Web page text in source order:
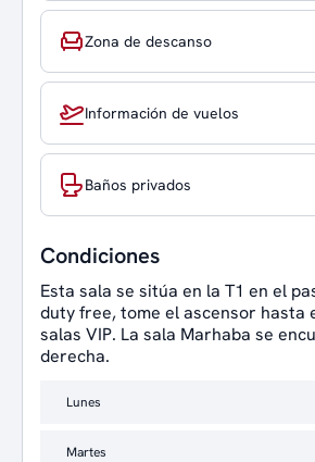
Zona de descanso
Información de vuelos
Baños privados
Condiciones
Esta sala se sitúa en la T1 en el
duty free, tome el ascensor hasta
salas VIP. La sala Marhaba se
derecha.
Lunes
Martes